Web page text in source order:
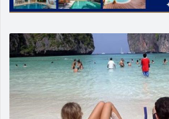
Campagne de sécurité routière